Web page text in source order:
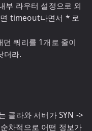
부 라우터 설정으로 외
면 timeout나면서 * 로
쿼리를 1개로 줄이
더라.
클라와 서버가 SYN ->
차적으로 어떤 정보가